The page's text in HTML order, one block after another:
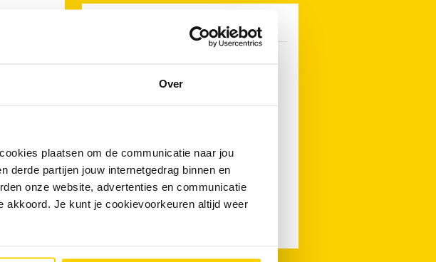
Over
plaatsen om de communicatie naar jou
derde partijen jouw internetgedrag binnen en
onze website, advertenties en communicatie
akkoord. Je kunt je cookievoorkeuren altijd weer
Werken bij RRS betekent
klantbeleving
Ruimte voor initiatief
Goede arbeidsvoorwaarden